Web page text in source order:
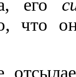
его
что